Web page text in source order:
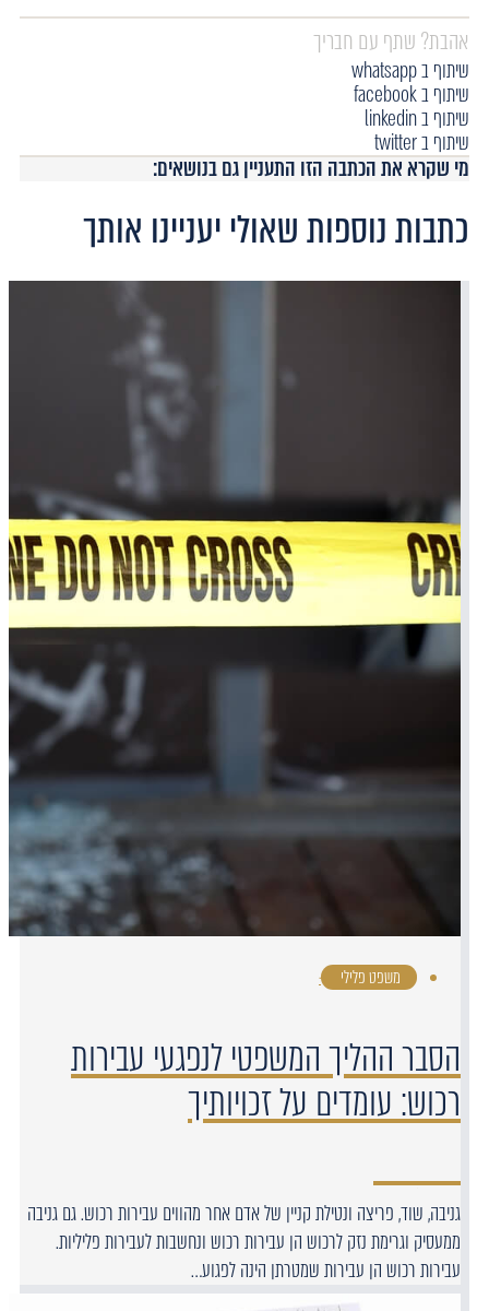
אהבת? שתף עם חבריך
שיתוף ב whatsapp
שיתוף ב facebook
שיתוף ב linkedin
שיתוף ב twitter
מי שקרא את הכתבה הזו התעניין גם בנושאים:
כתבות נוספות שאולי יעניינו אותך
משפט פלילי ·
הסבר ההליך המשפטי לנפגעי עבירות
רכוש: עומדים על זכויותיך
גניבה, שוד, פריצה ונטילת קניין של אדם אחר מהווים עבירות רכוש. גם גניבה
ממעסיק וגרימת נזק לרכוש הן עבירות רכוש ונחשבות לעבירות פליליות.
עבירות רכוש הן עבירות שמטרתן הינה לפגוע…